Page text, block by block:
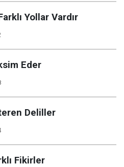
Yollar Vardır
Eder
Deliller
Fikirler